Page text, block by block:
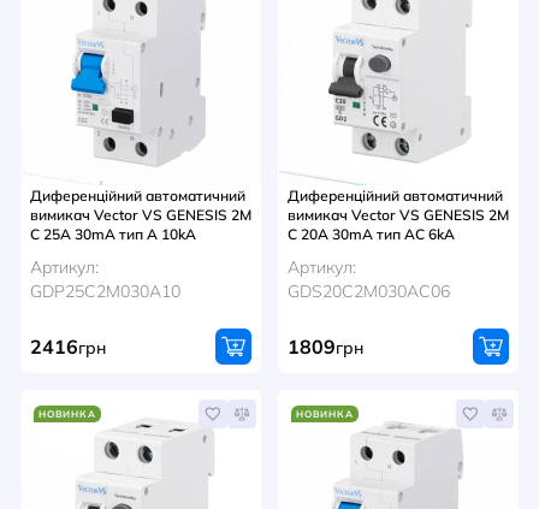
Диференційний автоматичний
вимикач Vector VS GENESIS 2M
C 25A 30mA тип A 10kA
Артикул:
GDP25C2M030A10
2416грн
Диференційний автоматичний
вимикач Vector VS GENESIS 2M
C 20A 30mA тип AC 6kA
Артикул:
GDS20C2M030AC06
1809грн
НОВИНКА НОВИНКА